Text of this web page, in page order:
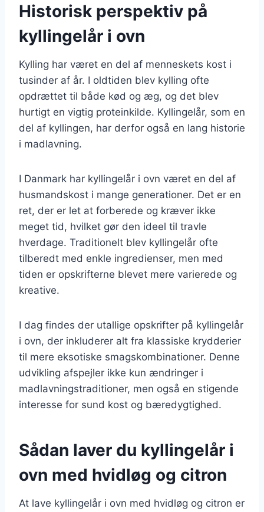
Historisk perspektiv på
kyllingelår i ovn
Kylling har været en del af menneskets kost i
tusinder af år. I oldtiden blev kylling ofte
opdrættet til både kød og æg, og det blev
hurtigt en vigtig proteinkilde. Kyllingelår, som en
del af kyllingen, har derfor også en lang historie
i madlavning.
I Danmark har kyllingelår i ovn været en del af
husmandskost i mange generationer. Det er en
ret, der er let at forberede og kræver ikke
meget tid, hvilket gør den ideel til travle
hverdage. Traditionelt blev kyllingelår ofte
tilberedt med enkle ingredienser, men med
tiden er opskrifterne blevet mere varierede og
kreative.
I dag findes der utallige opskrifter på kyllingelår
i ovn, der inkluderer alt fra klassiske krydderier
til mere eksotiske smagskombinationer. Denne
udvikling afspejler ikke kun ændringer i
madlavningstraditioner, men også en stigende
interesse for sund kost og bæredygtighed.
Sådan laver du kyllingelår i
ovn med hvidløg og citron
At lave kyllingelår i ovn med hvidløg og citron er